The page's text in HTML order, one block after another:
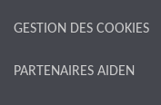
GESTION DES COOKIES
PARTENAIRES AIDEN